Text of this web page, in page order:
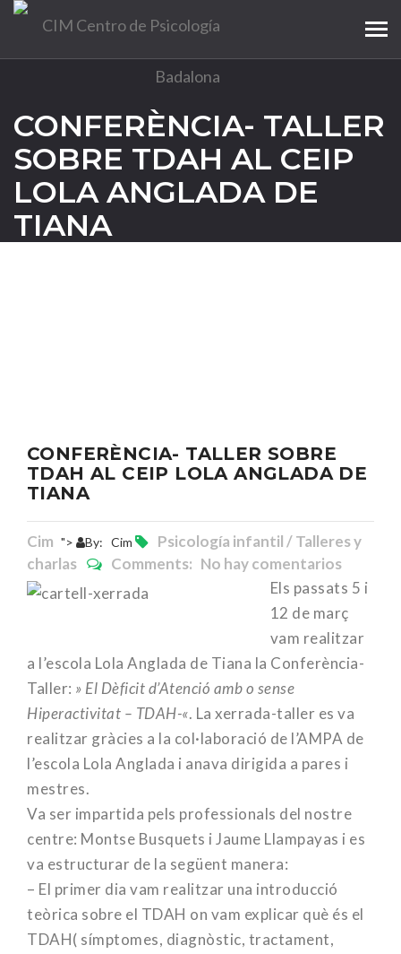
CONFERÈNCIA- TALLER
SOBRE TDAH AL CEIP
LOLA ANGLADA DE
TIANA
CONFERÈNCIA- TALLER SOBRE
TDAH AL CEIP LOLA ANGLADA DE
TIANA
Cim "> By: Cim
Psicología infantil / Talleres y
charlas
Comments: No hay comentarios
Els passats 5 i
12 de març
vam realitzar
a l’escola Lola Anglada de Tiana la Conferència-
Taller: » El Dèficit d’Atenció amb o sense
Hiperactivitat – TDAH-«. La xerrada-taller es va
realitzar gràcies a la col·laboració de l’AMPA de
l’escola Lola Anglada i anava dirigida a pares i
mestres.
Va ser impartida pels professionals del nostre
centre: Montse Busquets i Jaume Llampayas i es
va estructurar de la següent manera:
– El primer dia vam realitzar una introducció
teòrica sobre el TDAH on vam explicar què és el
TDAH( símptomes, diagnòstic, tractament,